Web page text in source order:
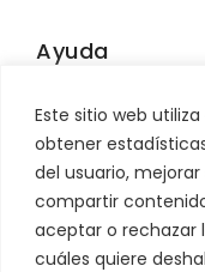
Este sitio web
obtener
del usuario,
compartir
aceptar o rechazar
cuáles quiere
Ayuda
Información sobre
Condiciones de venta
Devoluciones
Síguenos